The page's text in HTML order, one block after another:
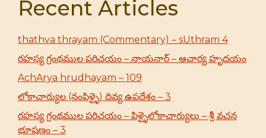
Recent Articles
thathva thrayam (Commentary) – sUthram 4
రహస్య గ్రంథముల పరిచయం – నాయనార్ – ఆచార్య హృదయం
AchArya hrudhayam – 109
లోకాచార్యుల (నంపిళ్ళై) దివ్య ఉపదేశం – 3
రహస్య గ్రంథముల పరిచయం – పిళ్ళైలోకాచార్యులు – శ్రీ వచన
భూషణం – 3